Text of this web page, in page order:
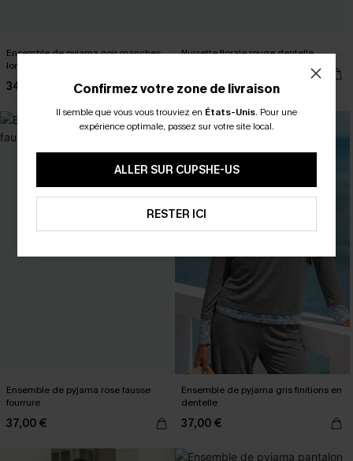
Ensemble de pyjama noir manches
longues
34,00 €
Nuisette florale rouge dentelle
Ensemble de pyjama rose fausse
fourrure
37,00 €
Ensemble de pyjama gris finitions en
dentelle
37,00 €
Confirmez votre zone de livraison
Il semble que vous vous trouviez en États-Unis. Pour une
expérience optimale, passez sur votre site local.
ALLER SUR CUPSHE-US
RESTER ICI